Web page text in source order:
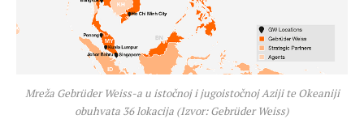
Mreža Gebrüder Weiss-a u istočnoj i jugoistočnoj Aziji te Okeaniji
obuhvata 36 lokacija (Izvor: Gebrüder Weiss)